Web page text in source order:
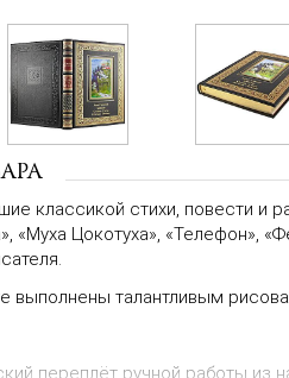
классикой стихи, повести и
«Муха Цокотуха», «Телефон»,
выполнены талантливым
переплёт ручной работы из